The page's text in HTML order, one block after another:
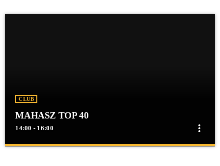
CLUB
MAHASZ TOP 40
14:00 - 16:00 more_vert